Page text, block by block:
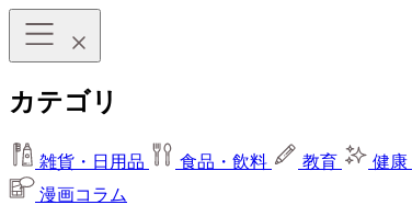
カテゴリ
雑貨・日用品 食品・飲料 教育 健康
漫画コラム